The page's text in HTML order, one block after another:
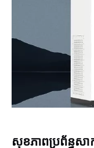
សុខភាពប្រព័ន្ធសា